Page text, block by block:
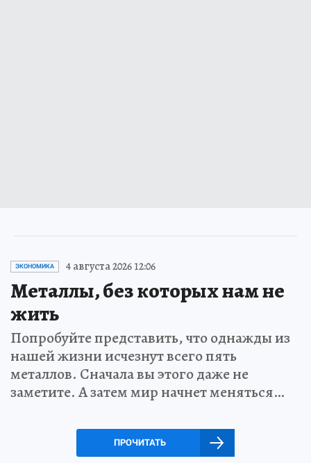
ЭКОНОМИКА 4 августа 2026 12:06
Металлы, без которых нам не
жить
Попробуйте представить, что однажды из
нашей жизни исчезнут всего пять
металлов. Сначала вы этого даже не
заметите. А затем мир начнет меняться…
ПРОЧИТАТЬ